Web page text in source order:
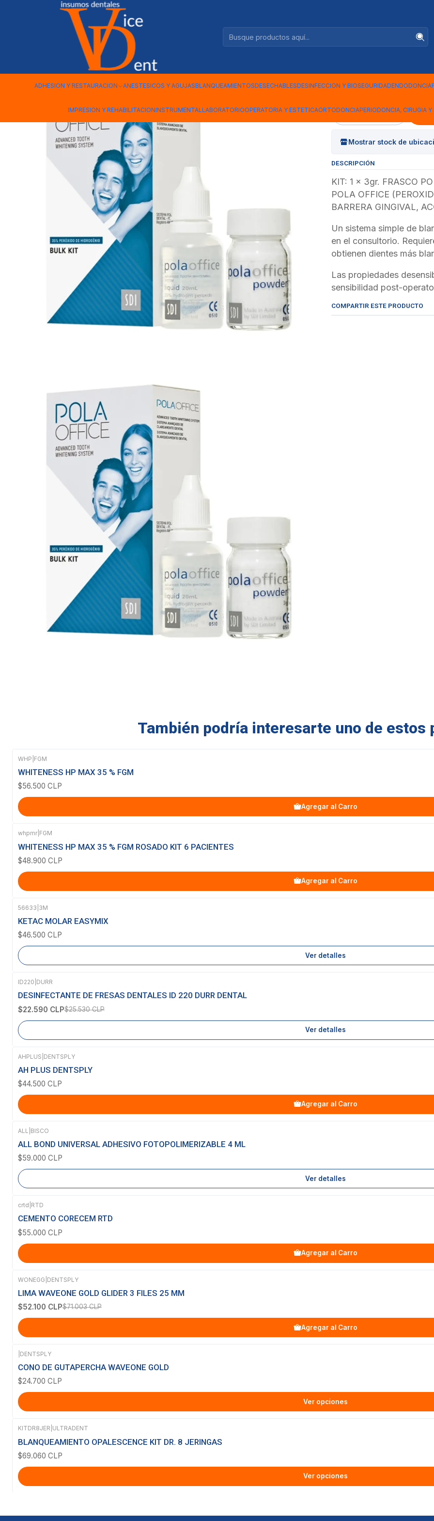
ADHESION Y RESTAURACION ANESTESICOS Y AGUJASBLANQUEAMIENTOSDESECHABLESDESINFECCION Y BIOSEGURIDADENDODONCIA
IMPRESION Y REHABILITACIONINSTRUMENTALLABORATORIOOPERATORIA Y ESTETICAORTODONCIAPERIODONCIA, CIRUGIA Y
BLANQUEAMIENTOS POLA OFFICE BULK KIT 5 PACIENTES
PACIENTES
Mostrar stock de
DESCRIPCIÓN
KIT: 1 x 3gr. FRASCO
POLA OFFICE
BARRERA GINGIVAL,
Un sistema simple de
en el consultorio.
obtienen dientes más
Las propiedades
sensibilidad post-
COMPARTIR ESTE PRODUCTO
También podría interesarte uno de estos
WHP FGM
WHITENESS HP MAX 35 % FGM
$56.500 CLP
Agregar al Carro
whpmr FGM
WHITENESS HP MAX 35 % FGM ROSADO KIT 6 PACIENTES
$48.900 CLP
Agregar al Carro
Agotado
56633 3M
KETAC MOLAR EASYMIX
$46.500 CLP
Ver detalles
-12%OFF
Agotado
ID220 DURR
DESINFECTANTE DE FRESAS DENTALES ID 220 DURR DENTAL
$22.590 CLP$25.530 CLP
Ver detalles
AHPLUS DENTSPLY
AH PLUS DENTSPLY
$44.500 CLP
Agregar al Carro
Agotado
ALL BISCO
ALL BOND UNIVERSAL ADHESIVO FOTOPOLIMERIZABLE 4 ML
$59.000 CLP
Ver detalles
crtd RTD
CEMENTO CORECEM RTD
$55.000 CLP
Agregar al Carro
-27%OFF
WONEGG DENTSPLY
LIMA WAVEONE GOLD GLIDER 3 FILES 25 MM
$52.100 CLP$71.003 CLP
Agregar al Carro
DENTSPLY
CONO DE GUTAPERCHA WAVEONE GOLD
$24.700 CLP
Ver opciones
KITDR8JER ULTRADENT
BLANQUEAMIENTO OPALESCENCE KIT DR. 8 JERINGAS
$69.060 CLP
Ver opciones